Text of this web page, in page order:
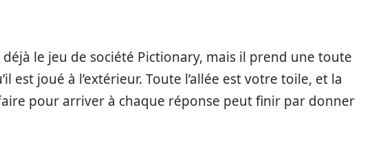
le jeu de société Pictionary, mais il prend une toute
est joué à l’extérieur. Toute l’allée est votre toile, et la
pour arriver à chaque réponse peut finir par donner